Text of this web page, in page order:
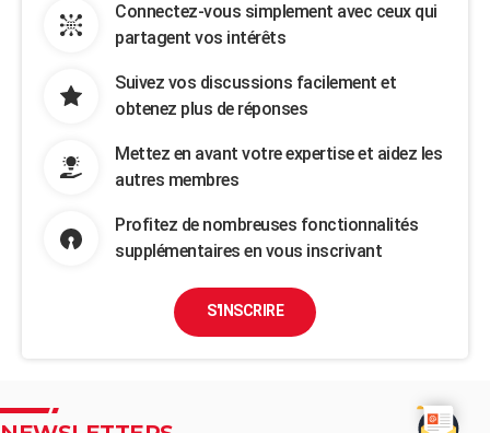
Connectez-vous simplement avec ceux qui
partagent vos intérêts
Suivez vos discussions facilement et
obtenez plus de réponses
Mettez en avant votre expertise et aidez les
autres membres
Profitez de nombreuses fonctionnalités
supplémentaires en vous inscrivant
S'INSCRIRE